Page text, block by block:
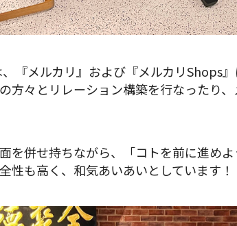
『メルカリ』および『メルカリShops
方々とリレーション構築を行なったり
を併せ持ちながら、「コトを前に進め
性も高く、和気あいあいとしています！